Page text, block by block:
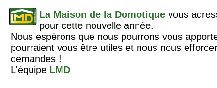
La Maison de la Domotique vous
pour cette nouvelle année.
Nous espèrons que nous pourrons vous
pourraient vous être utiles et nous nous
demandes !
L'équipe LMD